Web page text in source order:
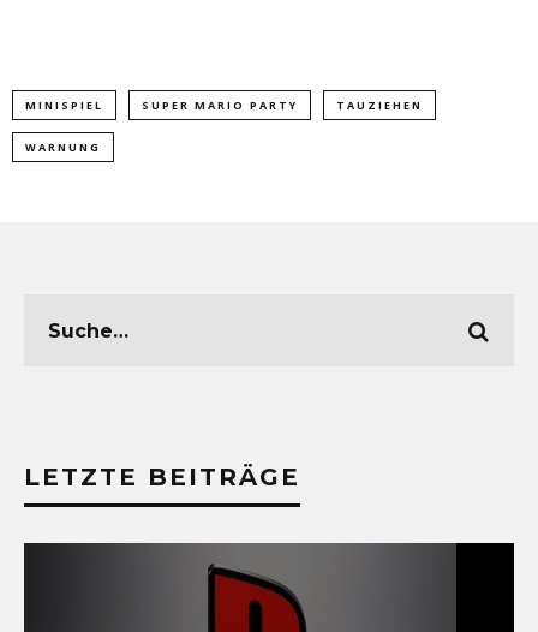
MINISPIEL SUPER MARIO PARTY TAUZIEHEN
WARNUNG
LETZTE BEITRÄGE